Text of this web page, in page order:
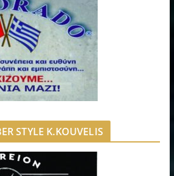
STYLE K.KOUVELIS